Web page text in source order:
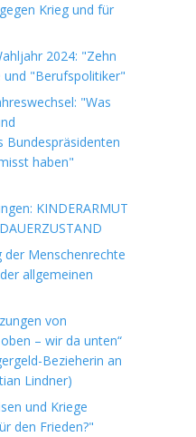
Krieg und für
2024: "Zehn
"Berufspolitiker"
"Was
Bundespräsidenten
haben"
KINDERARMUT
der Menschenrechte
allgemeinen
von
– wir da unten“
Bezieherin an
Lindner)
und Kriege
den Frieden?"